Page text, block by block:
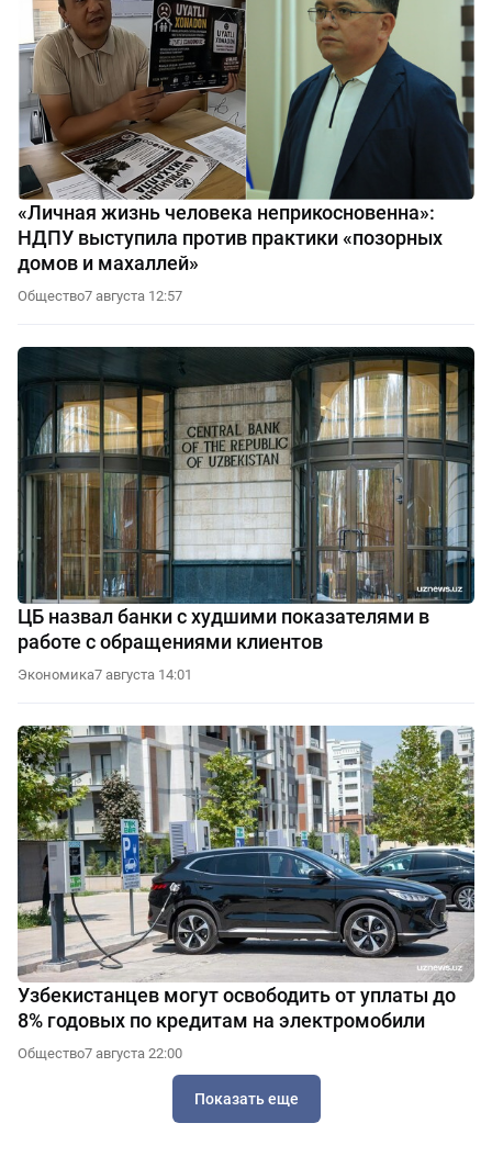
«Личная жизнь человека неприкосновенна»:
НДПУ выступила против практики «позорных
домов и махаллей»
Общество7 августа 12:57
ЦБ назвал банки с худшими показателями в
работе с обращениями клиентов
Экономика7 августа 14:01
Узбекистанцев могут освободить от уплаты до
8% годовых по кредитам на электромобили
Общество7 августа 22:00
Показать еще